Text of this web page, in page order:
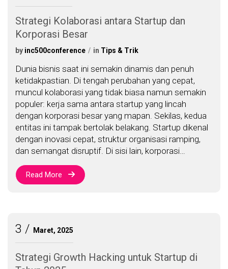
Strategi Kolaborasi antara Startup dan
Korporasi Besar
by inc500conference in Tips & Trik
Dunia bisnis saat ini semakin dinamis dan penuh
ketidakpastian. Di tengah perubahan yang cepat,
muncul kolaborasi yang tidak biasa namun semakin
populer: kerja sama antara startup yang lincah
dengan korporasi besar yang mapan. Sekilas, kedua
entitas ini tampak bertolak belakang. Startup dikenal
dengan inovasi cepat, struktur organisasi ramping,
dan semangat disruptif. Di sisi lain, korporasi…
Read More
3 Maret, 2025
Strategi Growth Hacking untuk Startup di